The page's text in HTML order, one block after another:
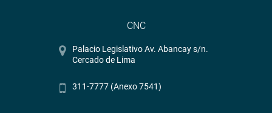
CNC
Palacio Legislativo Av. Abancay s/n.
Cercado de Lima
311-7777 (Anexo 7541)